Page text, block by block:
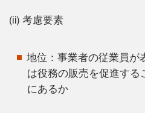
(ii) 考慮要素
地位：事業者の従業員が
は役務の販売を促進する
にあるか